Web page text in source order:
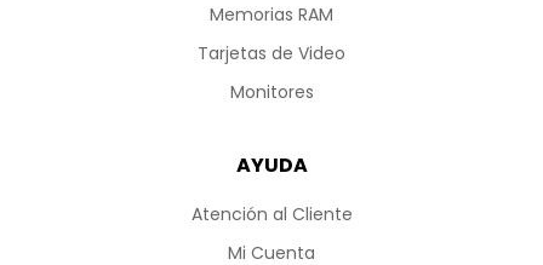
Memorias RAM
Tarjetas de Video
Monitores
AYUDA
Atención al Cliente
Mi Cuenta